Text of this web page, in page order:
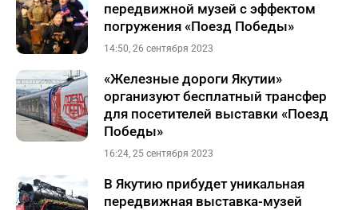
передвижной музей с эффектом
погружения «Поезд Победы»
14:50, 26 сентября 2023
«Железные дороги Якутии»
организуют бесплатный трансфер
для посетителей выставки «Поезд
Победы»
16:24, 25 сентября 2023
В Якутию прибудет уникальная
передвижная выставка-музей